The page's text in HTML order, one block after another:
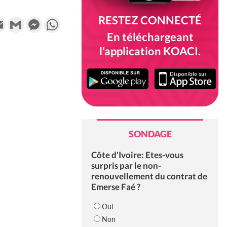
Email Gmail Messenger
RESTEZ CONNECTÉ
En téléchargeant
l'application KOACI.
SONDAGE
Côte d'Ivoire: Etes-vous
surpris par le non-
renouvellement du contrat de
Emerse Faé ?
Oui
Non